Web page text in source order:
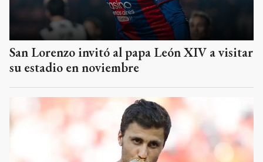
San Lorenzo invitó al papa León XIV a visitar
su estadio en noviembre